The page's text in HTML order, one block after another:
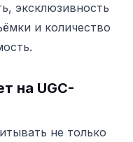
эксклюзивность
и количество
на UGC-
не только